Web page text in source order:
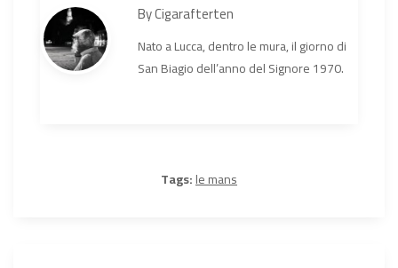
ByCigarafterten
Nato a Lucca, dentro le mura, il giorno di
San Biagio dell’anno del Signore 1970.
Tags:le mans